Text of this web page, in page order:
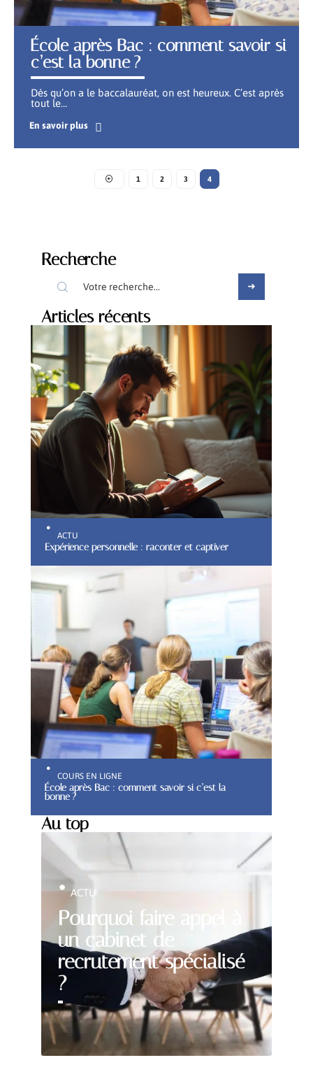
École après Bac : comment savoir si
c’est la bonne ?
Dès qu’on a le baccalauréat, on est heureux. C’est après
tout le…
En savoir plus
1 2 3 4
Recherche
Articles récents
ACTU
Expérience personnelle : raconter et captiver
COURS EN LIGNE
École après Bac : comment savoir si c’est la
bonne ?
Au top
Pourquoi faire appel à
un cabinet de
recrutement spécialisé
?
ACTU